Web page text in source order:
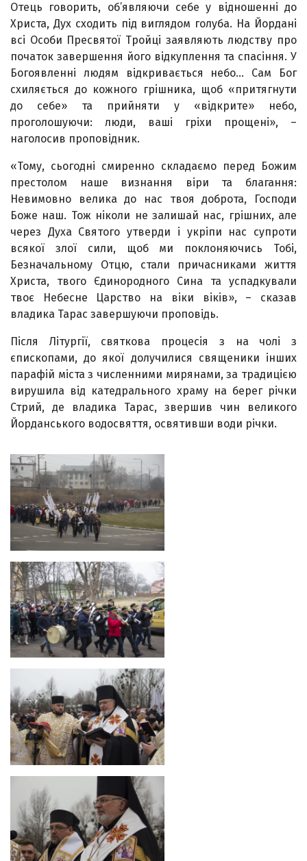
Отець говорить, об’являючи себе у відношенні до
Христа, Дух сходить під виглядом голуба. На Йордані
всі Особи Пресвятої Тройці заявляють людству про
початок завершення його відкуплення та спасіння. У
Богоявленні людям відкривається небо… Сам Бог
схиляється до кожного грішника, щоб «притягнути
до себе» та прийняти у «відкрите» небо,
проголошуючи: люди, ваші гріхи прощені», –
наголосив проповідник.
«Тому, сьогодні смиренно складаємо перед Божим
престолом наше визнання віри та благання:
Невимовно велика до нас твоя доброта, Господи
Боже наш. Тож ніколи не залишай нас, грішних, але
через Духа Святого утверди і укріпи нас супроти
всякої злої сили, щоб ми поклоняючись Тобі,
Безначальному Отцю, стали причасниками життя
Христа, твого Єдинородного Сина та успадкували
твоє Небесне Царство на віки віків», – сказав
владика Тарас завершуючи проповідь.
Після Літургії, святкова процесія з на чолі з
єпископами, до якої долучилися священики інших
парафій міста з численними мирянами, за традицією
вирушила від катедрального храму на берег річки
Стрий, де владика Тарас, звершив чин великого
Йорданського водосвяття, освятивши води річки.